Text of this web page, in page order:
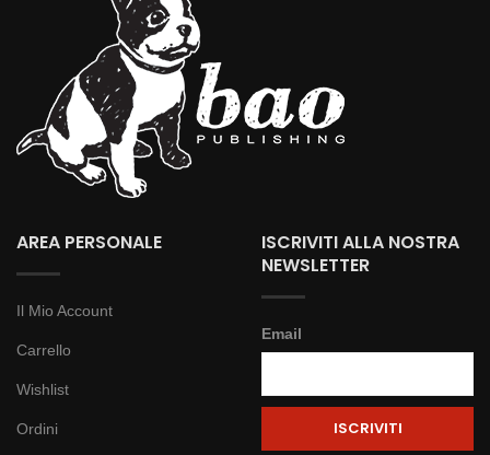
AREA PERSONALE
Il Mio Account
Carrello
Wishlist
Ordini
ISCRIVITI ALLA NOSTRA
NEWSLETTER
Email